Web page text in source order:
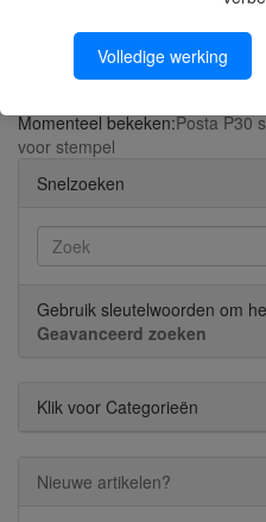
Volledige werking
Trodat 6/4911
Momenteel bekeken:Posta P30
voor stempel
Snelzoeken
Gebruik sleutelwoorden om
Geavanceerd zoeken
Klik voor Categorieën
Nieuwe artikelen?